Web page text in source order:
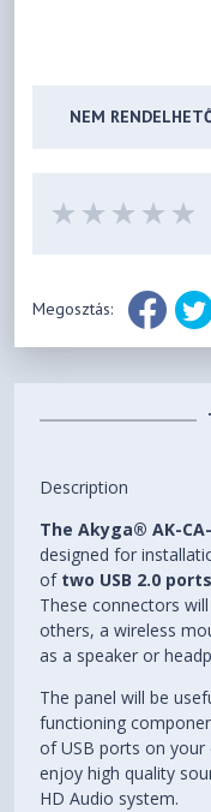
NEM
Megosztás:
Description
The Akyga® AK-
designed for
of two USB 2.0 ports
These connectors
others, a wireless
as a speaker or
The panel will be
functioning
of USB ports on
enjoy high quality
HD Audio system.